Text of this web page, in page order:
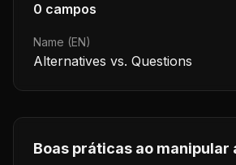
0 campos
Name (EN)
Alternatives vs. Questions
Boas práticas ao manipular